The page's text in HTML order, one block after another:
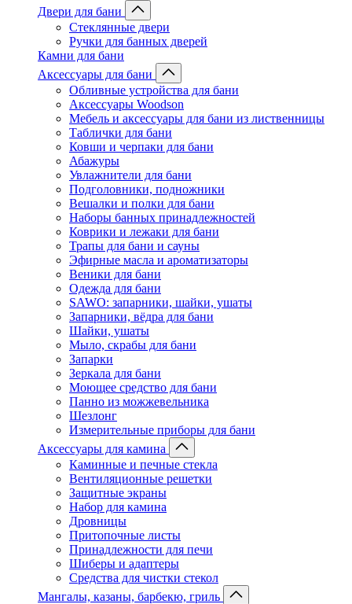
Двери для бани
Стеклянные двери
Ручки для банных дверей
Камни для бани
Аксессуары для бани
Обливные устройства для бани
Аксессуары Woodson
Мебель и аксессуары для бани из лиственницы
Таблички для бани
Ковши и черпаки для бани
Абажуры
Увлажнители для бани
Подголовники, подножники
Вешалки и полки для бани
Наборы банных принадлежностей
Коврики и лежаки для бани
Трапы для бани и сауны
Эфирные масла и ароматизаторы
Веники для бани
Одежда для бани
SAWO: запарники, шайки, ушаты
Запарники, вёдра для бани
Шайки, ушаты
Мыло, скрабы для бани
Запарки
Зеркала для бани
Моющее средство для бани
Панно из можжевельника
Шезлонг
Измерительные приборы для бани
Аксессуары для камина
Каминные и печные стекла
Вентиляционные решетки
Защитные экраны
Набор для камина
Дровницы
Притопочные листы
Принадлежности для печи
Шиберы и адаптеры
Средства для чистки стекол
Мангалы, казаны, барбекю, гриль